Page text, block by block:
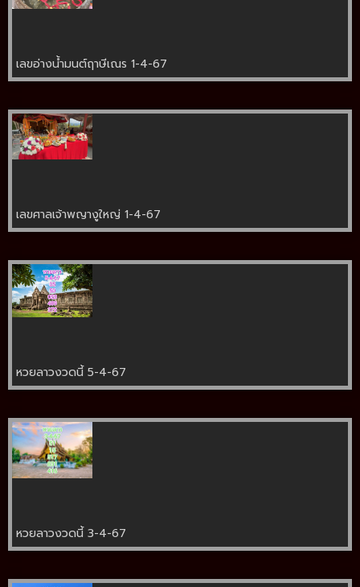
เลขอ่างน้ำมนต์ฤาษีเณร 1-4-67
เลขศาลเจ้าพญางูใหญ่ 1-4-67
หวยลาวงวดนี้ 5-4-67
หวยลาวงวดนี้ 3-4-67